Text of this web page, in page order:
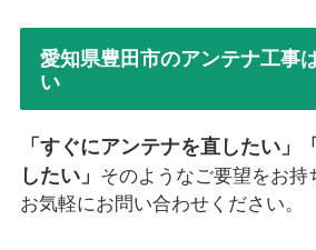
愛知県豊田市のアンテナ工事
い
「すぐにアンテナを直したい」
したい」 そのようなご要望をお
お気軽にお問い合わせください。